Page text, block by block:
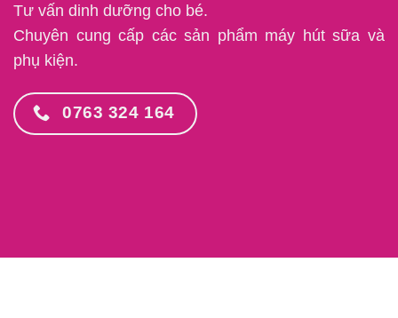
Tư vấn dinh dưỡng cho bé.
Chuyên cung cấp các sản phẩm máy hút sữa và
phụ kiện.
0763 324 164